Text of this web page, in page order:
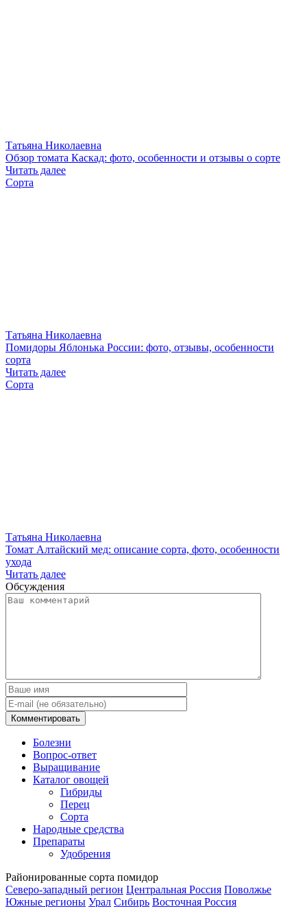
Татьяна Николаевна
Обзор томата Каскад: фото, особенности и отзывы о сорте
Читать далее
Сорта
Татьяна Николаевна
Помидоры Яблонька России: фото, отзывы, особенности
сорта
Читать далее
Сорта
Татьяна Николаевна
Томат Алтайский мед: описание сорта, фото, особенности
ухода
Читать далее
Обсуждения
Болезни
Вопрос-ответ
Выращивание
Каталог овощей
Гибриды
Перец
Сорта
Народные средства
Препараты
Удобрения
Районированные сорта помидор
Северо-западный регион Центральная Россия Поволжье
Южные регионы Урал Сибирь Восточная Россия